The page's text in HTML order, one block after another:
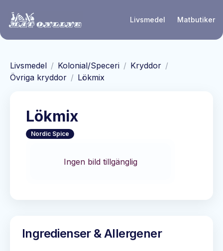
Livsmedel Matbutiker
Livsmedel / Kolonial/Speceri / Kryddor /
Övriga kryddor / Lökmix
Lökmix
Nordic Spice
Ingen bild tillgänglig
Ingredienser & Allergener